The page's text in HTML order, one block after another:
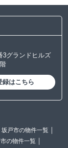
3グランドヒルズ
録はこちら
坂戸市の物件一覧
の物件一覧